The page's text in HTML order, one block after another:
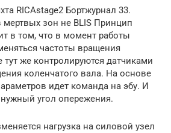
RICAstage2 Бортжурнал 33.
мертвых зон не BLIS Принцип
в том, что в момент работы
частоты вращения
же контролируются датчиками
коленчатого вала. На основе
идет команда на эбу. И
угол опережения.
нагрузка на силовой узел